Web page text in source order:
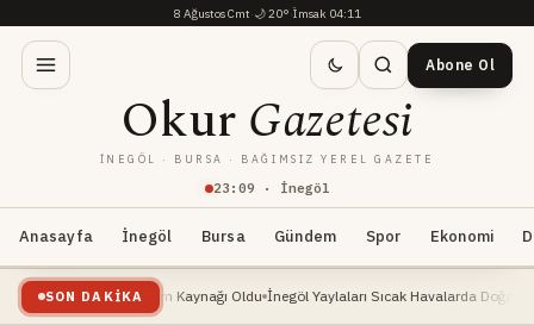
8 Ağustos Cmt·🌙20°·İmsak 04:11
23 : 09 · İnegöl
OkurGazetesi
İNEGÖL · BURSA · BAĞIMSIZ YEREL GAZETE
Abone Ol
Anasayfa İnegöl Bursa Gündem Spor Ekonomi
SON DAKIKA
Yeni Geçim Kaynağı Oldu İnegöl Yaylaları Sıcak Havalarda Doğa Severlerin